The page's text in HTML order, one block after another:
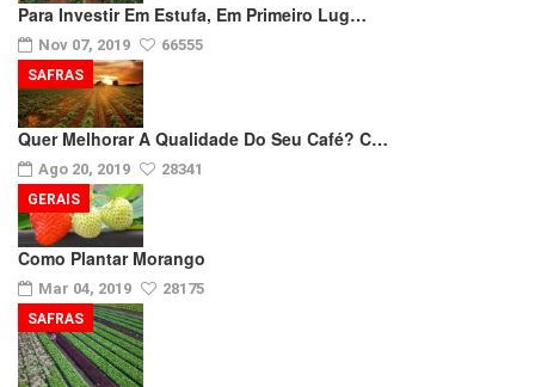
Para Investir Em Estufa, Em Primeiro Lug…
Nov 07, 2019 66555
Quer Melhorar A Qualidade Do Seu Café? C…
Ago 20, 2019 28341
SAFRAS
Como Plantar Morango
Mar 04, 2019 28175
GERAIS
SAFRAS